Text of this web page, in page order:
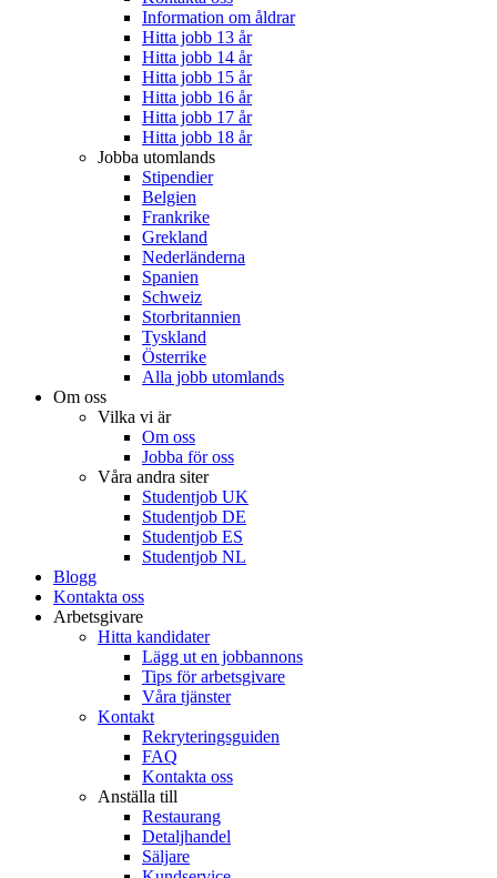
Information om åldrar
Hitta jobb 13 år
Hitta jobb 14 år
Hitta jobb 15 år
Hitta jobb 16 år
Hitta jobb 17 år
Hitta jobb 18 år
Jobba utomlands
Stipendier
Belgien
Frankrike
Grekland
Nederländerna
Spanien
Schweiz
Storbritannien
Tyskland
Österrike
Alla jobb utomlands
Om oss
Vilka vi är
Om oss
Jobba för oss
Våra andra siter
Studentjob UK
Studentjob DE
Studentjob ES
Studentjob NL
Blogg
Kontakta oss
Arbetsgivare
Hitta kandidater
Lägg ut en jobbannons
Tips för arbetsgivare
Våra tjänster
Kontakt
Rekryteringsguiden
FAQ
Kontakta oss
Anställa till
Restaurang
Detaljhandel
Säljare